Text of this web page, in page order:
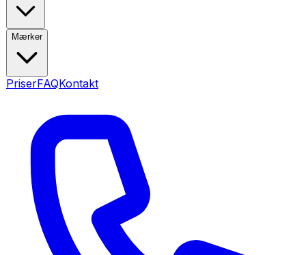
Mærker
PriserFAQKontakt